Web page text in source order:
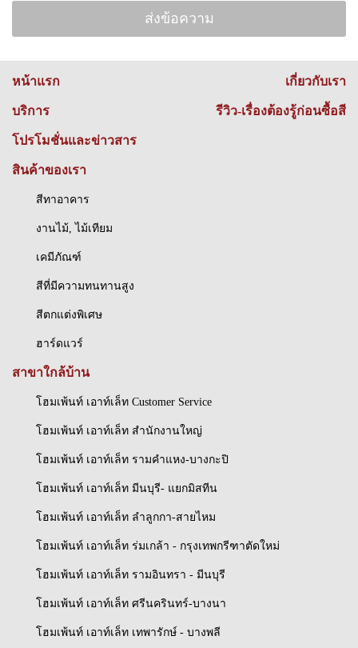
หน้าแรก
บริการ
โปรโมชั่นและข่าวสาร
เกี่ยวกับเรา
รีวิว-เรื่องต้องรู้ก่อนซื้อสี
สินค้าของเรา
สีทาอาคาร
งานไม้, ไม้เทียม
เคมีภัณฑ์
สีที่มีความทนทานสูง
สีตกแต่งพิเศษ
ฮาร์ดแวร์
สาขาใกล้บ้าน
โฮมเพ้นท์ เอาท์เล็ท Customer Service
โฮมเพ้นท์ เอาท์เล็ท สำนักงานใหญ่
โฮมเพ้นท์ เอาท์เล็ท รามคำแหง-บางกะปิ
โฮมเพ้นท์ เอาท์เล็ท มีนบุรี- แยกมิสทีน
โฮมเพ้นท์ เอาท์เล็ท ลำลูกกา-สายไหม
โฮมเพ้นท์ เอาท์เล็ท ร่มเกล้า - กรุงเทพกรีฑาตัดใหม่
โฮมเพ้นท์ เอาท์เล็ท รามอินทรา - มีนบุรี
โฮมเพ้นท์ เอาท์เล็ท ศรีนครินทร์-บางนา
โฮมเพ้นท์ เอาท์เล็ท เทพารักษ์ - บางพลี